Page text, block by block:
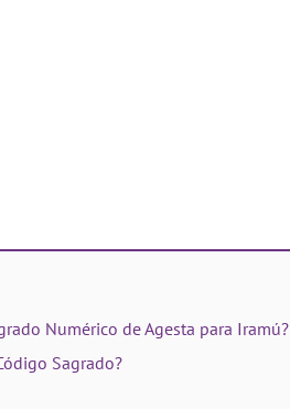
Numérico de Agesta para Iramú?
Sagrado?